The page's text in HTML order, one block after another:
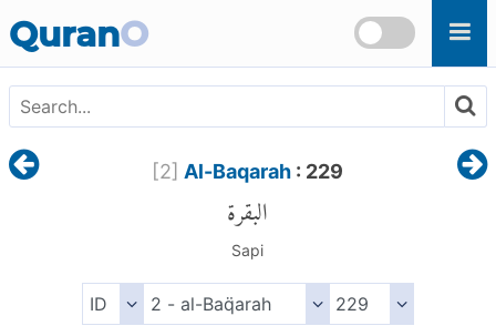
QuranO
[2] Al-Baqarah : 229
البقرة
Sapi